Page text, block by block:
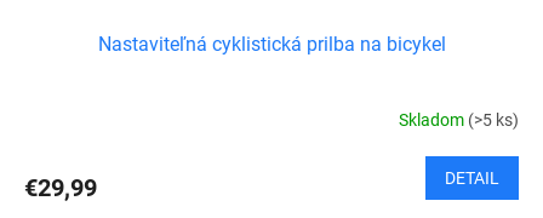
Nastaviteľná cyklistická prilba na bicykel
Skladom (>5 ks)
€29,99 DETAIL